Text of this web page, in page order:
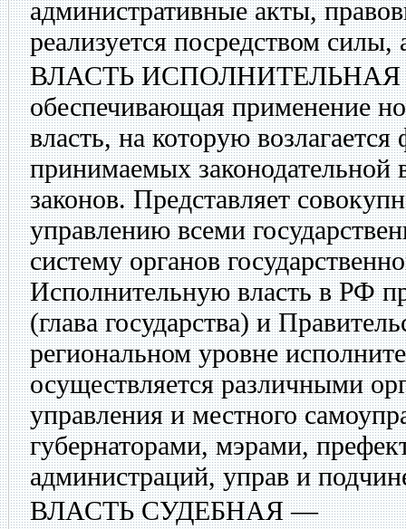
административные акты,
реализуется посредством силы,
ВЛАСТЬ
обеспечивающая применение
власть, на которую
принимаемых законодательной
законов. Представляет
управлению всеми
систему органов
Исполнительную власть в РФ
(глава государства) и
региональном уровне
осуществляется различными
управления и местного
губернаторами, мэрами,
администраций, управ и
ВЛАСТЬ СУДЕБНАЯ—